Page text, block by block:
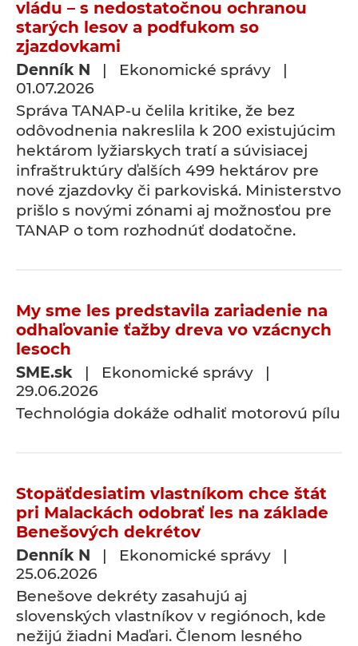
vládu – s nedostatočnou ochranou
starých lesov a podfukom so
zjazdovkami
Denník N | Ekonomické správy |
01.07.2026
Správa TANAP-u čelila kritike, že bez
odôvodnenia nakreslila k 200 existujúcim
hektárom lyžiarskych tratí a súvisiacej
infraštruktúry ďalších 499 hektárov pre
nové zjazdovky či parkoviská. Ministerstvo
prišlo s novými zónami aj možnosťou pre
TANAP o tom rozhodnúť dodatočne.
My sme les predstavila zariadenie na
odhaľovanie ťažby dreva vo vzácnych
lesoch
SME.sk | Ekonomické správy |
29.06.2026
Technológia dokáže odhaliť motorovú pílu
Stopäťdesiatim vlastníkom chce štát
pri Malackách odobrať les na základe
Benešových dekrétov
Denník N | Ekonomické správy |
25.06.2026
Benešove dekréty zasahujú aj
slovenských vlastníkov v regiónoch, kde
nežijú žiadni Maďari. Členom lesného